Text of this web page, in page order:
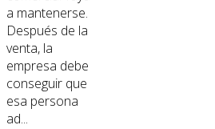
a mantenerse.
Después de la
venta, la
empresa debe
conseguir que
esa persona
ad...